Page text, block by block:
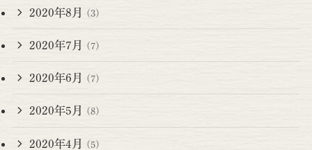
2020年8月 (3)
2020年7月 (7)
2020年6月 (7)
2020年5月 (8)
2020年4月 (5)